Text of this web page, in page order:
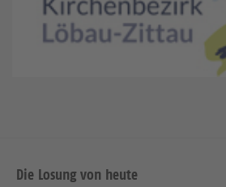
Die Losung von heute